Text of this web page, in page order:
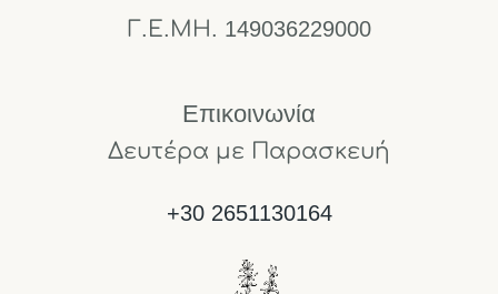
Γ.Ε.ΜΗ. 149036229000
Επικοινωνία
Δευτέρα με Παρασκευή
+30 2651130164